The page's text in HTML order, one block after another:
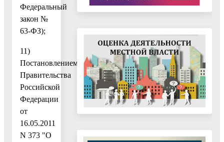
Федеральный
закон №
63-ФЗ);
11)
Постановлением
Правительства
Российской
Федерации
от
16.05.2011
N 373 "О